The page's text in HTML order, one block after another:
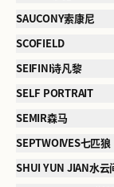
SAUCONY索康尼
SCOFIELD
SEIFINI诗凡黎
SELF PORTRAIT
SEMIR森马
SEPTWOIVES七匹狼
SHUI YUN JIAN水云